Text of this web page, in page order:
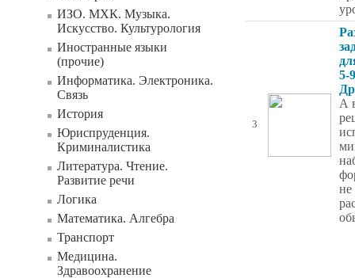
ИЗО. МХК. Музыка.
Искусство. Культурология
Иностранные языки
(прочие)
Информатика. Электроника.
Связь
История
Юриспруденция.
Криминалистика
Литература. Чтение.
Развитие речи
Логика
Математика. Алгебра
Транспорт
Медицина.
Здравоохранение
3
5-
А
не